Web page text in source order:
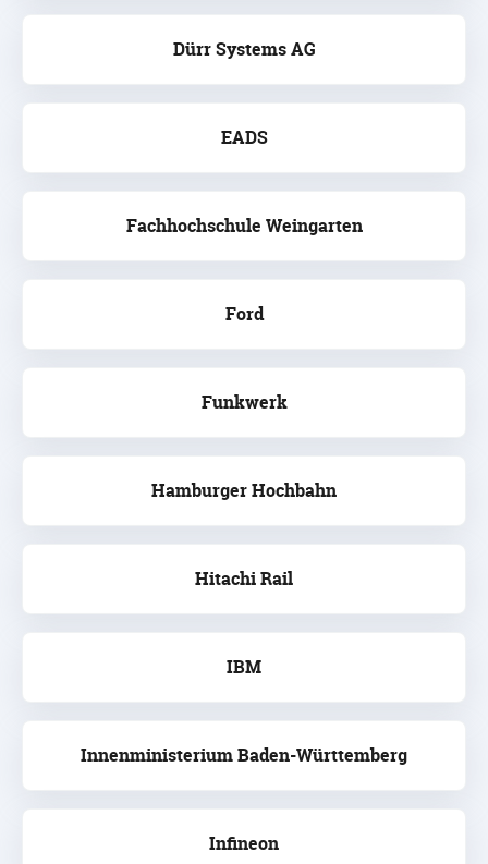
Dürr Systems AG
EADS
Fachhochschule Weingarten
Ford
Funkwerk
Hamburger Hochbahn
Hitachi Rail
IBM
Innenministerium Baden-Württemberg
Infineon